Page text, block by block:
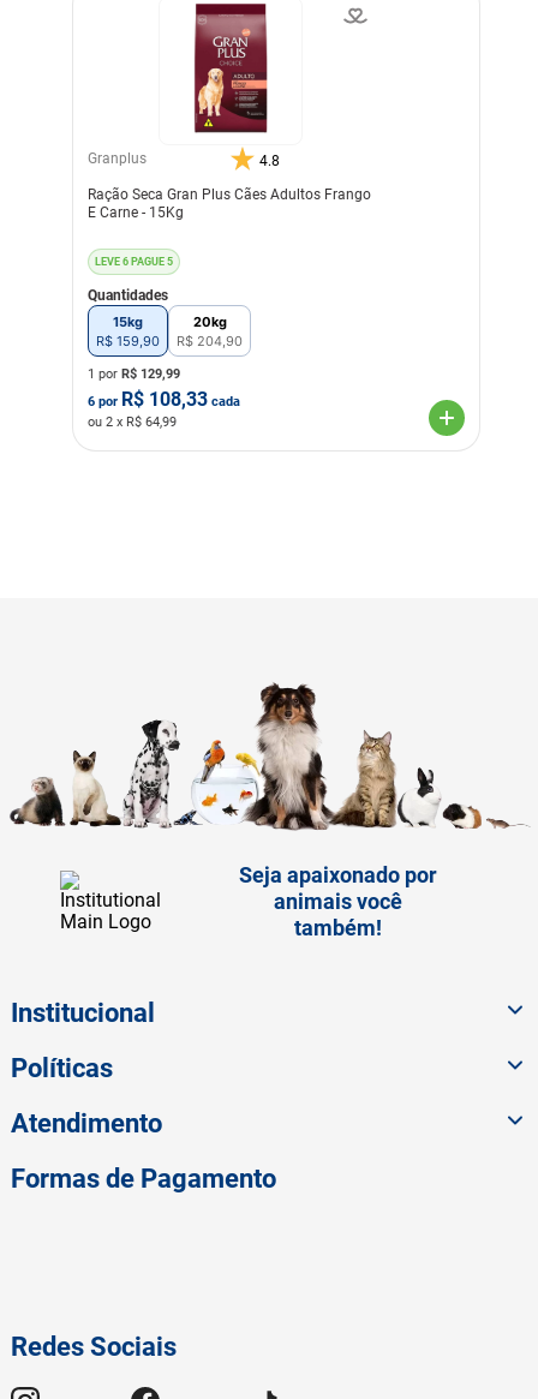
Granplus 4.8
Ração Seca Gran Plus Cães Adultos Frango
E Carne - 15Kg
LEVE 6 PAGUE 5
Quantidades
15kg
R$ 159,90
20kg
R$ 204,90
1 por R$ 129,99
6 por R$ 108,33 cada
ou 2 x R$ 64,99
Seja apaixonado por
animais você
também!
Institucional
Políticas
Atendimento
Redes Sociais
Formas de Pagamento